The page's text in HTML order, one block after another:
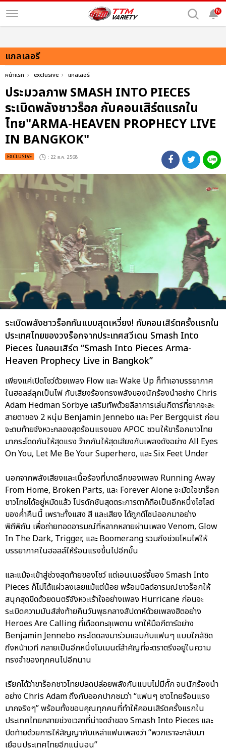
N
แกลเลอรี
หน้าแรก exclusive แกลเลอรี
ประมวลภาพ SMASH INTO PIECES
ระเบิดพลังชาวร็อก กับคอนเสิร์ตแรกใน
ไทย"ARMA-HEAVEN PROPHECY LIVE
IN BANGKOK"
EXCLUSIVE : 22 ส.ค. 2568
ระเบิดพลังชาวร็อกกันแบบสุดเหวี่ยง! กับคอนเสิร์ตครั้งแรกใน
ประเทศไทยของวงร็อกจากประเทศสวีเดน Smash Into
Pieces ในคอนเสิร์ต “Smash Into Pieces Arma-
Heaven Prophecy Live in Bangkok”
เพียงแค่เปิดโชว์ด้วยเพลง Flow และ Wake Up ก็ทำเอาบรรยากาศ
ในฮอลล์ลุกเป็นไฟ กับเสียงร้องทรงพลังของนักร้องนำอย่าง Chris
Adam Hedman Sörbye เสริมทัพด้วยลีลาการเล่นกีตาร์ที่ยากจะละ
สายตาของ 2 หนุ่ม Benjamin Jennebo และ Per Bergquist ก่อน
จะตบท้ายจังหวะกลองสุดร้อนแรงของ APOC ชวนให้ขาร็อกชาวไทย
มากระโดดกันให้สุดแรง ว๊ากกันให้สุดเสียงกับเพลงดังอย่าง All Eyes
On You, Let Me Be Your Superhero, และ Six Feet Under
นอกจากพลังเสียงและเนื้อร้องที่บาดลึกของเพลง Running Away
From Home, Broken Parts, และ Forever Alone จะมัดใจขาร็อก
ชาวไทยได้อยู่หมัดแล้ว โปรดักชันสุดตระการตาก็ถือเป็นอีกหนึ่งไฮไลต์
ของค่ำคืนนี้ เพราะทั้งแสง สี และเสียง ได้ถูกดีไซน์ออกมาอย่าง
พิถีพิถัน เพื่อถ่ายทอดอารมณ์ที่หลากหลายผ่านเพลง Venom, Glow
In The Dark, Trigger, และ Boomerang รวมถึงช่วยโหมไฟให้
บรรยากาศในฮอลล์ให้ร้อนแรงขึ้นไปอีกขั้น
และแม้จะเข้าสู่ช่วงสุดท้ายของโชว์ แต่เอนเนอร์จี้ของ Smash Into
Pieces ก็ไม่ได้แผ่วลงเลยแม้แต่น้อย พร้อมบิลด์อารมณ์ชาวร็อกให้
สนุกสุดขีดด้วยดนตรีจังหวะเร้าใจอย่างเพลง Hurricane ก่อนจะ
ระเบิดความมันส์ส่งท้ายคืนวันพุธกลางสัปดาห์ด้วยเพลงฮิตอย่าง
Heroes Are Calling ที่เดือดทะลุเพดาน พาให้มือกีตาร์อย่าง
Benjamin Jennebo กระโดดลงมาร่วมแจมกับแฟนๆ แบบใกล้ชิด
ถึงหน้าเวที กลายเป็นอีกหนึ่งโมเมนต์สำคัญที่จะตราตรึงอยู่ในความ
ทรงจำของทุกคนไปอีกนาน
เรียกได้ว่าขาร็อกชาวไทยปลดปล่อยพลังกันแบบไม่มีกั๊ก จนนักร้องนำ
อย่าง Chris Adam ถึงกับออกปากชมว่า “แฟนๆ ชาวไทยร้อนแรง
มากจริงๆ” พร้อมทั้งขอบคุณทุกคนที่ทำให้คอนเสิร์ตครั้งแรกใน
ประเทศไทยกลายช่วงเวลาที่น่าจดจำของ Smash Into Pieces และ
ปิดท้ายด้วยการให้สัญญากับเหล่าแฟนเพลงว่า “พวกเราจะกลับมา
เยือนประเทศไทยอีกแน่นอน”